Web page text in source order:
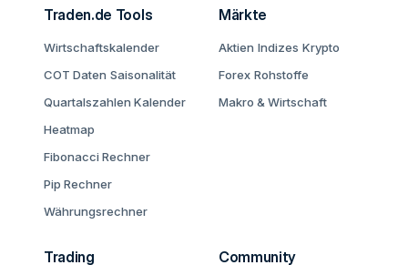
Traden.de Tools
Wirtschaftskalender
COT Daten Saisonalität
Quartalszahlen Kalender
Heatmap
Fibonacci Rechner
Pip Rechner
Währungsrechner
Märkte
Aktien Indizes Krypto
Forex Rohstoffe
Makro & Wirtschaft
Trading Community